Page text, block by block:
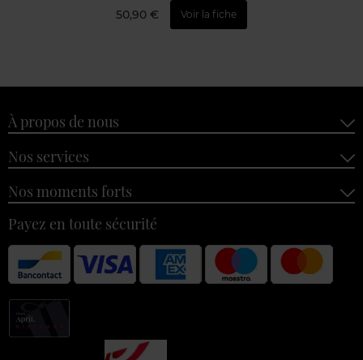
50,90 € Voir la fiche
À propos de nous
Nos services
Nos moments forts
Payez en toute sécurité